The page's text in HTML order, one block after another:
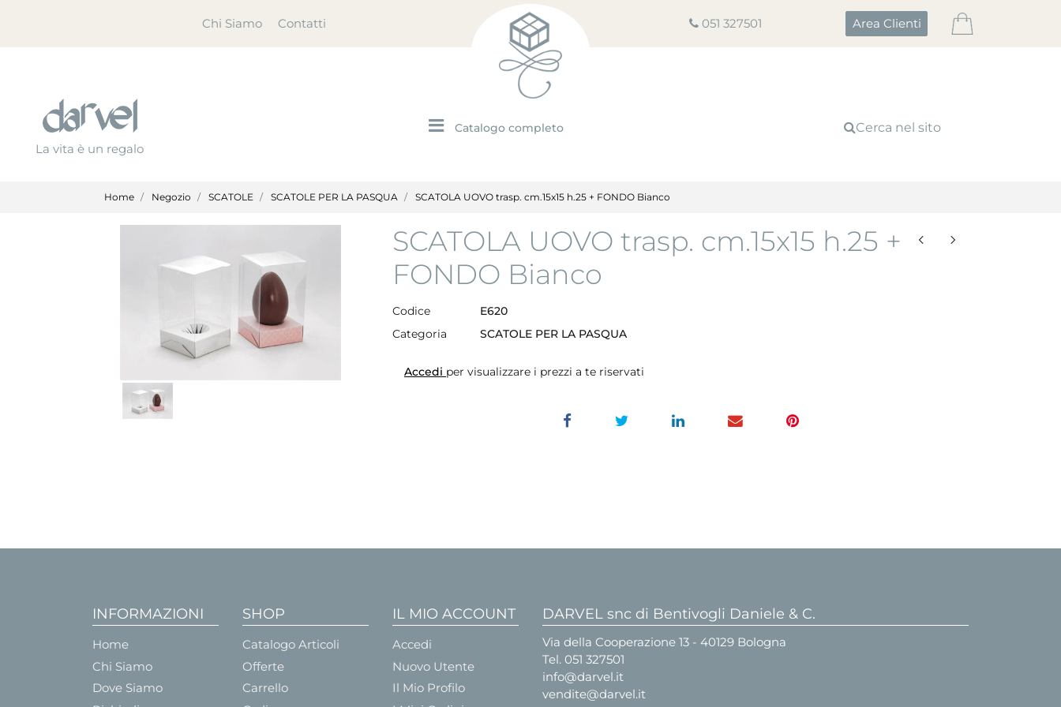
Chi Siamo Contatti 051 327501 Area Clienti
La vita è un regalo
Open menu Cerca nel sito
Home Negozio SCATOLE SCATOLE PER LA PASQUA SCATOLA UOVO trasp. cm.15x15 h.25 + FONDO Bianco
SCATOLA UOVO trasp. cm.15x15 h.25 +
FONDO Bianco
Codice
E620
Categoria
SCATOLE PER LA PASQUA
Accedi per visualizzare i prezzi a te riservati
INFORMAZIONI
Home
Chi Siamo
Dove Siamo
SHOP
Catalogo Articoli
Offerte
Carrello
IL MIO ACCOUNT
Accedi
Nuovo Utente
Il Mio Profilo
DARVEL snc di Bentivogli Daniele & C.
Via della Cooperazione 13 - 40129 Bologna
Tel. 051 327501
info@darvel.it
vendite@darvel.it